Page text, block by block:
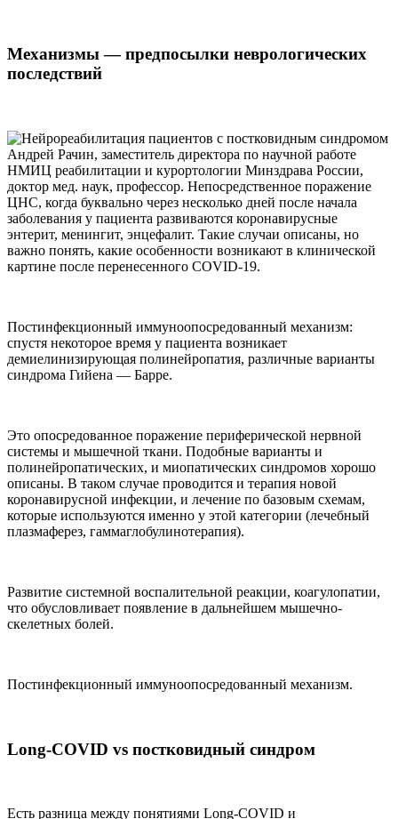
Механизмы — предпосылки неврологических
последствий
Андрей Рачин, заместитель директора по научной работе
НМИЦ реабилитации и курортологии Минздрава России,
доктор мед. наук, профессор. Непосредственное поражение
ЦНС, когда буквально через несколько дней после начала
заболевания у пациента развиваются коронавирусные
энтерит, менингит, энцефалит. Такие случаи описаны, но
важно понять, какие особенности возникают в клинической
картине после перенесенного COVID-19.
Постинфекционный иммуноопосредованный механизм:
спустя некоторое время у пациента возникает
демиелинизирующая полинейропатия, различные варианты
синдрома Гийена — Барре.
Это опосредованное поражение периферической нервной
системы и мышечной ткани. Подобные варианты и
полинейропатических, и миопатических синдромов хорошо
описаны. В таком случае проводится и терапия новой
коронавирусной инфекции, и лечение по базовым схемам,
которые используются именно у этой категории (лечебный
плазмаферез, гаммаглобулинотерапия).
Развитие системной воспалительной реакции, коагулопатии,
что обусловливает появление в дальнейшем мышечно-
скелетных болей.
Постинфекционный иммуноопосредованный механизм.
Long-COVID vs постковидный синдром
Есть разница между понятиями Long-COVID и